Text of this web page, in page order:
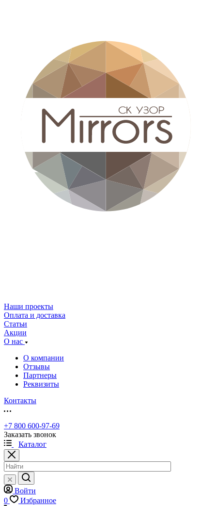
Наши проекты
Оплата и доставка
Статьи
Акции
О нас
О компании
Отзывы
Партнеры
Реквизиты
Контакты
+7 800 600-97-69
Заказать звонок
Каталог
Войти
0
Избранное